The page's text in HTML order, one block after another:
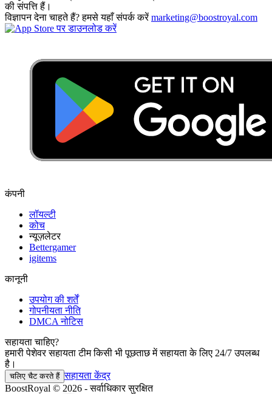
की संपत्ति हैं।
विज्ञापन देना चाहते हैं? हमसे यहाँ संपर्क करेंmarketing@boostroyal.com
कंपनी
लॉयल्टी
कोच
न्यूज़लेटर
Bettergamer
igitems
कानूनी
उपयोग की शर्तें
गोपनीयता नीति
DMCA नोटिस
सहायता चाहिए?
हमारी पेशेवर सहायता टीम किसी भी पूछताछ में सहायता के लिए 24/7 उपलब्ध
है।
चलिए चैट करते हैं सहायता केंद्र
BoostRoyal © 2026 - सर्वाधिकार सुरक्षित